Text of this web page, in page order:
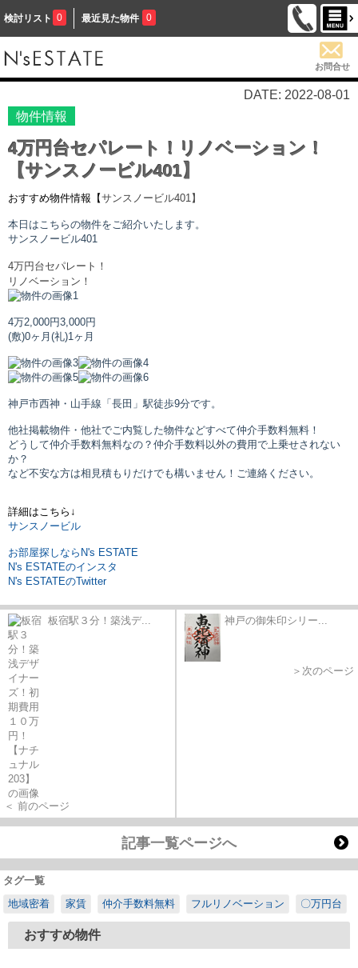
検討リスト 0 最近見た物件 0
お問合せ
DATE: 2022-08-01
物件情報
4万円台セパレート！リノベーション！
【サンスノービル401】
おすすめ物件情報【サンスノービル401】
本日はこちらの物件をご紹介いたします。
サンスノービル401
4万円台セパレート！
リノベーション！
4万2,000円3,000円
(敷)0ヶ月 (礼)1ヶ月
神戸市西神・山手線「長田」駅徒歩9分です。
他社掲載物件・他社でご内覧した物件などすべて仲介手数料無料！
どうして仲介手数料無料なの？仲介手数料以外の費用で上乗せされない
か？
など不安な方は相見積もりだけでも構いません！ご連絡ください。
詳細はこちら↓
サンスノービル
お部屋探しならN's ESTATE
N's ESTATEのインスタ
N's ESTATEのTwitter
板宿駅３分！築浅デ...
＜ 前のページ
神戸の御朱印シリー...
＞次のページ
記事一覧ページへ
タグ一覧
地域密着
家賃 仲介手数料無料 フルリノベーション 〇万円台
おすすめ物件